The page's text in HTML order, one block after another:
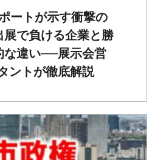
ートが示す衝撃の
展で負ける企業と勝
な違い──展示会営
ントが徹底解説